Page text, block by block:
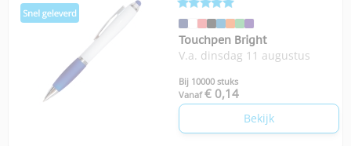
Touchpen Bright
V.a. dinsdag 11 augustus
Bij 10000 stuks
Vanaf € 0,14
Bekijk